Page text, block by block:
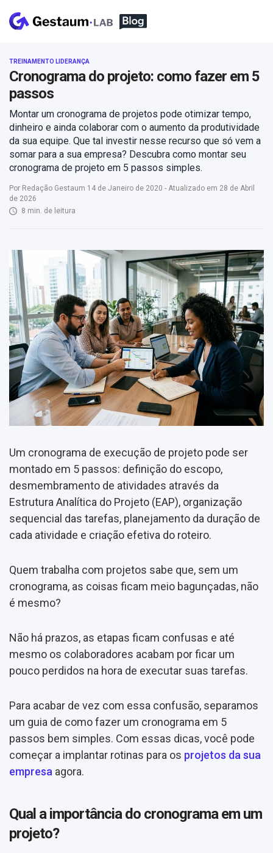
TREINAMENTO LIDERANÇA
Cronograma do projeto: como fazer em 5
passos
Montar um cronograma de projetos pode otimizar tempo,
dinheiro e ainda colaborar com o aumento da produtividade
da sua equipe. Que tal investir nesse recurso que só vem a
somar para a sua empresa? Descubra como montar seu
cronograma de projeto em 5 passos simples.
Por Redação Gestaum 14 de Janeiro de 2020 - Atualizado em 28 de Abril
de 2026
8 min. de leitura
Um cronograma de execução de projeto pode ser
montado em 5 passos: definição do escopo,
desmembramento de atividades através da
Estrutura Analítica do Projeto (EAP), organização
sequencial das tarefas, planejamento da duração de
cada atividade e criação efetiva do roteiro.
Quem trabalha com projetos sabe que, sem um
cronograma, as coisas ficam meio bagunçadas, não
é mesmo?
Não há prazos, as etapas ficam confusas e até
mesmo os colaboradores acabam por ficar um
pouco perdidos na hora de executar suas tarefas.
Para acabar de vez com essa confusão, separamos
um guia de como fazer um cronograma em 5
passos bem simples. Com essas dicas, você pode
começar a implantar rotinas para os projetos da sua
empresa agora.
Qual a importância do cronograma em um
projeto?